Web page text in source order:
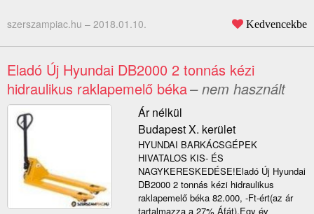
szerszampiac.hu – 2018.01.10. Kedvencekbe
Eladó Új Hyundai DB2000 2 tonnás kézi
hidraulikus raklapemelő béka– nem használt
Ár nélkül
Budapest X. kerület
HYUNDAI BARKÁCSGÉPEK
HIVATALOS KIS- ÉS
NAGYKERESKEDÉSE!Eladó Új Hyundai
DB2000 2 tonnás kézi hidraulikus
raklapemelő béka 82.000, -Ft-ért(az ár
tartalmazza a 27% Áfát).Egy év